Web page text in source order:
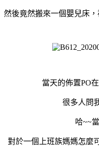
然後竟然搬來一個嬰兒床
當天的佈置PO
很多人問
哈~~
對於一個上班族媽媽怎麼